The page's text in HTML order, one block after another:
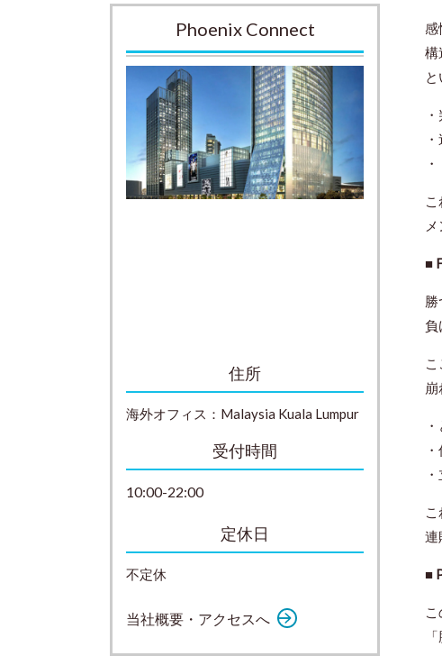
感
構
と
こ
■
勝
負
こ
連
■
こ
Phoenix Connect
住所
海外オフィス： Malaysia Kuala Lumpur
受付時間
10:00-22:00
定休日
不定休
当社概要・アクセスへ